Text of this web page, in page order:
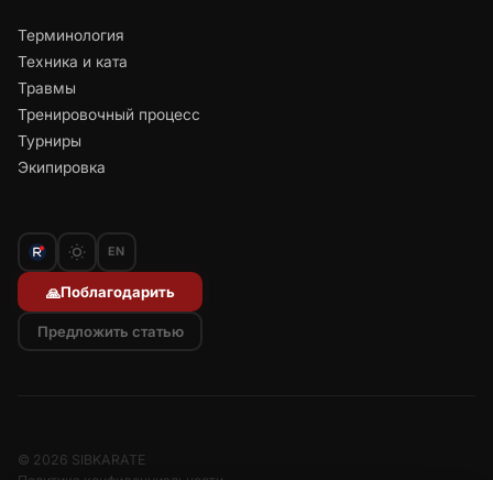
Терминология
Техника и ката
Травмы
Тренировочный процесс
Турниры
Экипировка
EN
🙏Поблагодарить
Предложить статью
© 2026 SIBKARATE